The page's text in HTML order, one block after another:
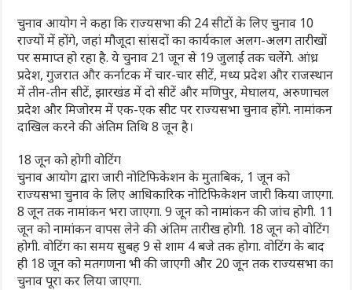
चुनाव आयोग ने कहा कि राज्यसभा की 24 सीटों के लिए चुनाव 10
राज्यों में होंगे, जहां मौजूदा सांसदों का कार्यकाल अलग-अलग तारीखों
पर समाप्त हो रहा है. ये चुनाव 21 जून से 19 जुलाई तक चलेंगे. आंध्र
प्रदेश, गुजरात और कर्नाटक में चार-चार सीटें, मध्य प्रदेश और राजस्थान
में तीन-तीन सीटें, झारखंड में दो सीटें और मणिपुर, मेघालय, अरुणाचल
प्रदेश और मिजोरम में एक-एक सीट पर राज्यसभा चुनाव होंगे. नामांकन
दाखिल करने की अंतिम तिथि 8 जून है।
18 जून को होगी वोटिंग
चुनाव आयोग द्वारा जारी नोटिफिकेशन के मुताबिक, 1 जून को
राज्यसभा चुनाव के लिए आधिकारिक नोटिफिकेशन जारी किया जाएगा.
8 जून तक नामांकन भरा जाएगा. 9 जून को नामांकन की जांच होगी. 11
जून को नामांकन वापस लेने की अंतिम तारीख होगी. 18 जून को वोटिंग
होगी. वोटिंग का समय सुबह 9 से शाम 4 बजे तक होगा. वोटिंग के बाद
ही 18 जून को मतगणना भी की जाएगी और 20 जून तक राज्यसभा का
चुनाव पूरा कर लिया जाएगा.